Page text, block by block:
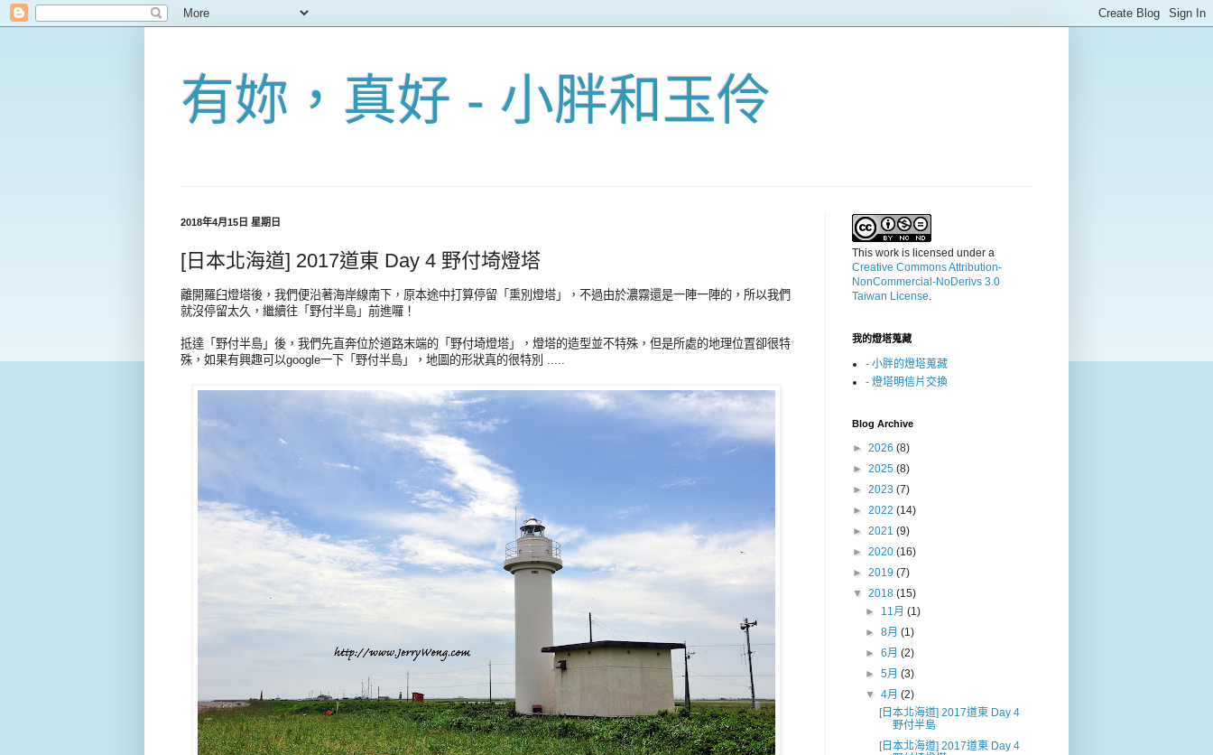
有妳，真好 - 小胖和玉伶
2018年4月15日 星期日
[日本北海道] 2017道東 Day 4 野付埼燈塔
離開羅臼燈塔後，我們便沿著海岸線南下，原本途中打算停留「熏別燈塔」，不過由於濃霧還是一陣一陣的，所以我們
就沒停留太久，繼續往「野付半島」前進囉！
抵達「野付半島」後，我們先直奔位於道路末端的「野付埼燈塔」，燈塔的造型並不特殊，但是所處的地理位置卻很特
殊，如果有興趣可以google一下「野付半島」，地圖的形狀真的很特別 .....
This work is licensed under a
Creative Commons Attribution-
NonCommercial-NoDerivs 3.0
Taiwan License.
我的燈塔蒐藏
- 小胖的燈塔蒐藏
- 燈塔明信片交換
Blog Archive
► 2026 (8)
► 2025 (8)
► 2023 (7)
► 2022 (14)
► 2021 (9)
► 2020 (16)
► 2019 (7)
▼ 2018 (15)
► 11月(1)
►8月(1)
►6月(2)
►5月(3)
▼4月(2)
[日本北海道] 2017道東 Day 4
野付半島
[日本北海道] 2017道東 Day 4